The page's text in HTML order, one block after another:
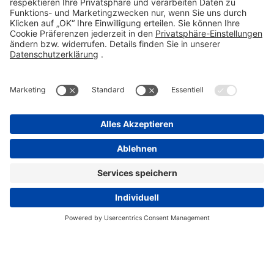
Kontakt
Compliance Reporting Portal ⧉
FOLGEN SIE UNS
Datenschutz
Disclaimer
Pflichtangaben